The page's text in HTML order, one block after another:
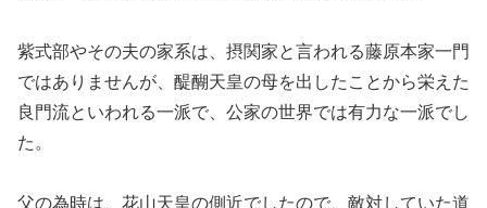
紫式部やその夫の家系は、摂関家と言われる藤原本家一門
ではありませんが、醍醐天皇の母を出したことから栄えた
良門流といわれる一派で、公家の世界では有力な一派でし
た。
父の為時は、花山天皇の側近でしたので、敵対していた道